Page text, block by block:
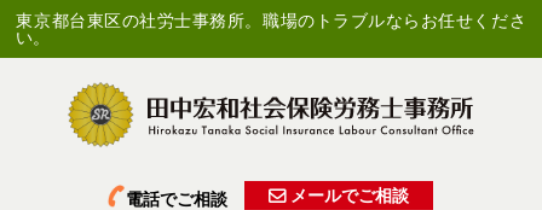
東京都台東区の社労士事務所。職場のトラブルならお任せくださ
い。
電話でご相談 メールでご相談